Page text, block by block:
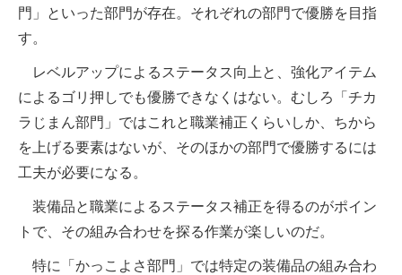
門」といった部門が存在。それぞれの部門で優勝を目指
す。
レベルアップによるステータス向上と、強化アイテム
によるゴリ押しでも優勝できなくはない。むしろ「チカ
ラじまん部門」ではこれと職業補正くらいしか、ちから
を上げる要素はないが、そのほかの部門で優勝するには
工夫が必要になる。
装備品と職業によるステータス補正を得るのがポイン
トで、その組み合わせを探る作業が楽しいのだ。
特に「かっこよさ部門」では特定の装備品の組み合わ